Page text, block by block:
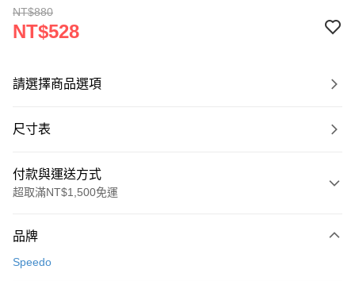
NT$880
NT$528
請選擇商品選項
尺寸表
付款與運送方式
超取滿NT$1,500免運
信用卡一次付款
品牌
Speedo